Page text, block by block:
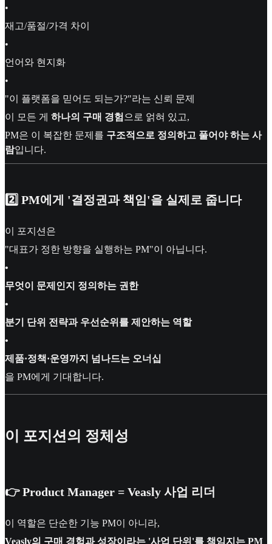
•
재고/품절/가격 차이
•
언어와 현지화
•
"이 플랫폼을 믿어도 되는가?"라는 신뢰 문제
이 모든 게 하나의 구매 경험 으로 얽혀 있고,
PM은 이 복잡한 문제를 구조적으로 정의하고 풀어야 하는 사
람입니다.
2️⃣ PM에게 '결정권과 책임'을 실제로 줍니다
이 포지션은
"대표가 정한 방향을 실행하는 PM"이 아닙니다.
•
무엇이 문제인지 정의하는 권한
•
분기 단위 전략과 우선순위를 제안하는 역할
•
제품·정책·운영까지 넘나드는 오너십
을 PM에게 기대합니다.
이 포지션의 정체성
👉 Product Manager = Veasly 사업 리더
이 역할은 단순한 기능 PM이 아니라,
Veasly의 구매 경험과 성장이라는 '사업 단위'를 책임지는 PM